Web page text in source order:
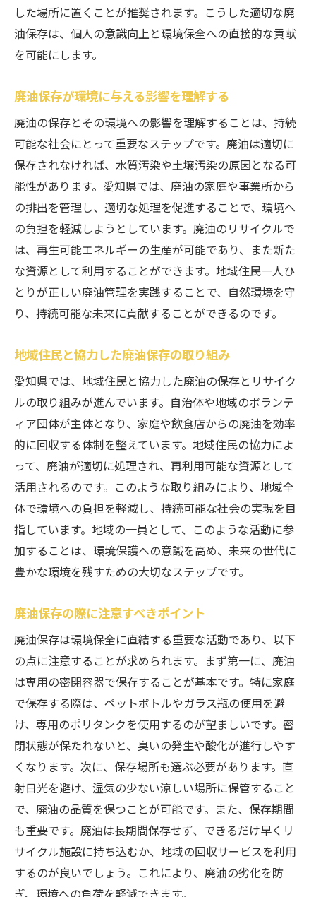
リサイクルされた廃油の使用用途
廃油リサイクルによる地域の活性化
愛知県での廃油保存の成功事例とその影響
廃油保存が地域にもたらす経済効果
廃油保存による環境への具体的な影響
愛知県の成功事例から得られる教訓
廃油保存を成功に導くための戦略
地域密着型の廃油保存活動の重要性
飲食店が知っておくべき愛知県の廃油保存ガイ
ドライン
飲食店向けの廃油保存の基本ガイド
愛知県のガイドラインに基づく廃油管理
飲食店が注意すべき廃油保存のポイント
ガイドラインに沿った廃油保存の実践例
愛知県における廃油保存の法規制と実践方法
廃油保存に関する愛知県の法律概要
法規制を遵守するための具体的手順
廃油保存における法的義務とその背景
愛知県での廃油保存に関する最新法改正
実践例から学ぶ法規制の現場適用
法律と実践のギャップを埋めるには
持続可能な社会を目指す愛知の廃油保存の重要
性
義
廃油保存が持続可能性に与える影響
愛知県の持続可能な社会づくりにおける廃
油の役割
未来のための廃油保存の取り組み方
持続可能な社会に向けた地域の協力体制
廃油保存を通じた社会的責任の果たし方
した場所に置くことが推奨されます。こうした適切な廃
油保存は、個人の意識向上と環境保全への直接的な貢献
を可能にします。
廃油保存が環境に与える影響を理解する
廃油の保存とその環境への影響を理解することは、持続
可能な社会にとって重要なステップです。廃油は適切に
保存されなければ、水質汚染や土壌汚染の原因となる可
能性があります。愛知県では、廃油の家庭や事業所から
の排出を管理し、適切な処理を促進することで、環境へ
の負担を軽減しようとしています。廃油のリサイクルで
は、再生可能エネルギーの生産が可能であり、また新た
な資源として利用することができます。地域住民一人ひ
とりが正しい廃油管理を実践することで、自然環境を守
り、持続可能な未来に貢献することができるのです。
地域住民と協力した廃油保存の取り組み
愛知県では、地域住民と協力した廃油の保存とリサイク
ルの取り組みが進んでいます。自治体や地域のボランテ
ィア団体が主体となり、家庭や飲食店からの廃油を効率
的に回収する体制を整えています。地域住民の協力によ
って、廃油が適切に処理され、再利用可能な資源として
活用されるのです。このような取り組みにより、地域全
体で環境への負担を軽減し、持続可能な社会の実現を目
指しています。地域の一員として、このような活動に参
加することは、環境保護への意識を高め、未来の世代に
豊かな環境を残すための大切なステップです。
廃油保存の際に注意すべきポイント
廃油保存は環境保全に直結する重要な活動であり、以下
の点に注意することが求められます。まず第一に、廃油
は専用の密閉容器で保存することが基本です。特に家庭
で保存する際は、ペットボトルやガラス瓶の使用を避
け、専用のポリタンクを使用するのが望ましいです。密
閉状態が保たれないと、臭いの発生や酸化が進行しやす
くなります。次に、保存場所も選ぶ必要があります。直
射日光を避け、湿気の少ない涼しい場所に保管すること
で、廃油の品質を保つことが可能です。また、保存期間
も重要です。廃油は長期間保存せず、できるだけ早くリ
サイクル施設に持ち込むか、地域の回収サービスを利用
するのが良いでしょう。これにより、廃油の劣化を防
ぎ、環境への負荷を軽減できます。